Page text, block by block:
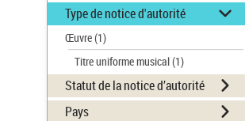
Type de notice d'autorité
Œuvre(1)
Titre uniforme musical(1)
Statut de la notice d’autorité
Pays